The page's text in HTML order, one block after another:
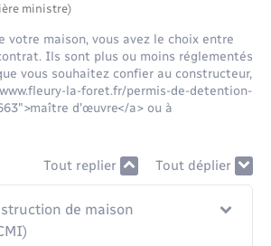
public
ministre)
votre maison, vous avez le choix entre
Ils sont plus ou moins réglementés
vous souhaitez confier au constructeur,
la-foret.fr/permis-de-detention-
d'œuvre</a> ou à
Tout replier Tout déplier
de maison